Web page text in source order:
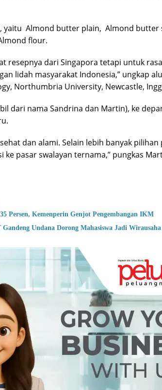
yaitu Almond butter plain, Almond butter
flour.
resepnya dari Singapora tetapi untuk
lidah masyarakat Indonesia,” ungkap
Northumbria University, Newcastle,
dari nama Sandrina dan Martin), ke
dan alami. Selain lebih banyak pilihan
pasar swalayan ternama,” pungkas
Persen, Kemenperin Genjot Pengembangan IKM
Undana Dorong Mahasiswa Jadi Wirausaha